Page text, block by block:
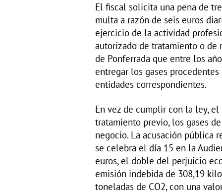
El fiscal solicita una pena de
multa a razón de seis euros
ejercicio de la actividad
autorizado de tratamiento o de
de Ponferrada que entre los
entregar los gases
entidades correspondientes.
En vez de cumplir con la ley,
tratamiento previo, los gases
negocio. La acusación pública
se celebra el día 15 en la
euros, el doble del perjuicio
emisión indebida de 308,19
toneladas de CO2, con una